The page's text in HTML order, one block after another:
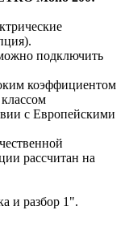
подключить
коэффициентом
с Европейскими
рассчитан на
и разбор 1".